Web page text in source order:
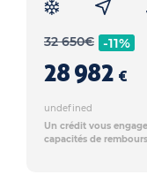
32 650€ -11%
28 982 €
undefined
Un crédit vous
capacités de